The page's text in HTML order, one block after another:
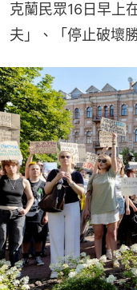
克蘭民眾16日早上
夫」、「停止破壞